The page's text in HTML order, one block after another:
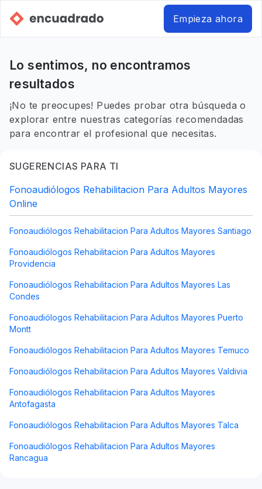
Empieza ahora
Lo sentimos, no encontramos
resultados
¡No te preocupes! Puedes probar otra búsqueda o
explorar entre nuestras categorías recomendadas
para encontrar el profesional que necesitas.
SUGERENCIAS PARA TI
Fonoaudiólogos Rehabilitacion Para Adultos Mayores
Online
Fonoaudiólogos Rehabilitacion Para Adultos Mayores Santiago
Fonoaudiólogos Rehabilitacion Para Adultos Mayores
Providencia
Fonoaudiólogos Rehabilitacion Para Adultos Mayores Las
Condes
Fonoaudiólogos Rehabilitacion Para Adultos Mayores Puerto
Montt
Fonoaudiólogos Rehabilitacion Para Adultos Mayores Temuco
Fonoaudiólogos Rehabilitacion Para Adultos Mayores Valdivia
Fonoaudiólogos Rehabilitacion Para Adultos Mayores
Antofagasta
Fonoaudiólogos Rehabilitacion Para Adultos Mayores Talca
Fonoaudiólogos Rehabilitacion Para Adultos Mayores
Rancagua